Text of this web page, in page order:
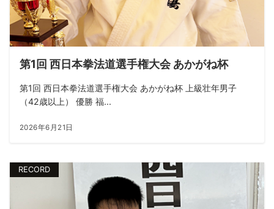
第1回 西日本拳法道選手権大会 あかがね杯
第1回 西日本拳法道選手権大会 あかがね杯 上級壮年男子
（42歳以上） 優勝 福...
2026年6月21日
RECORD